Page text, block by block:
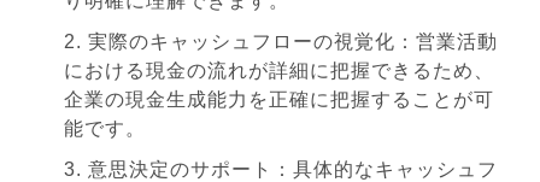
実際のキャッシュフローの視覚化：営業活動
における現金の流れが詳細に把握できるため、
企業の現金生成能力を正確に把握することが可
能です。
意思決定のサポート：具体的なキャッシュフ